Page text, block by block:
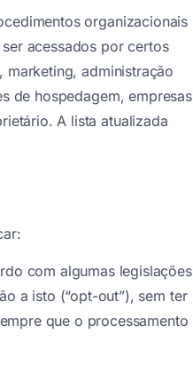
organizacionais
acessados por certos
marketing, administração
de hospedagem, empresas
A lista atualizada
com algumas legislações
a isto (“opt-out”), sem ter
que o processamento